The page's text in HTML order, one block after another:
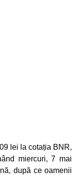
lei la cotația BNR,
miercuri, 7 mai
după ce oamenii